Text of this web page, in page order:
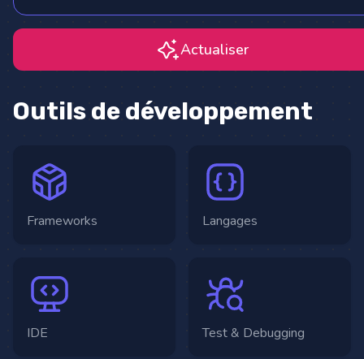
Actualiser
Outils de développement
Frameworks Langages
IDE Test & Debugging